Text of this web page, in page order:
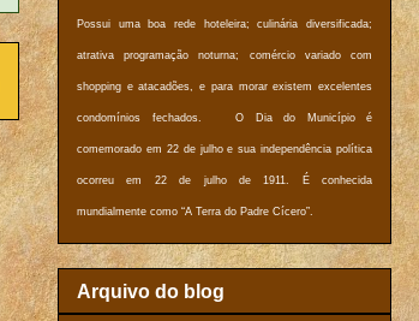
Possui uma boa rede hoteleira; culinária diversificada;
atrativa programação noturna; comércio variado com
shopping e atacadões, e para morar existem excelentes
condomínios fechados. O Dia do Município é
comemorado em 22 de julho e sua independência política
ocorreu em 22 de julho de 1911. É conhecida
mundialmente como “A Terra do Padre Cícero”.
Arquivo do blog